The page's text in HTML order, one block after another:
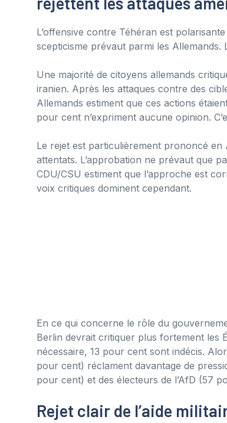
L’offensive contre Téhéran est
scepticisme prévaut parmi les Allemands.
Une majorité de citoyens allemands
iranien. Après les attaques contre des
Allemands estiment que ces actions
pour cent n’expriment aucune opinion.
Le rejet est particulièrement prononcé en
attentats. L’approbation ne prévaut que
CDU/CSU estiment que l’approche est
voix critiques dominent cependant.
En ce qui concerne le rôle du
Berlin devrait critiquer plus fortement les
nécessaire, 13 pour cent sont indécis.
pour cent) réclament davantage de
pour cent) et des électeurs de l’AfD (57
Rejet clair de l’aide